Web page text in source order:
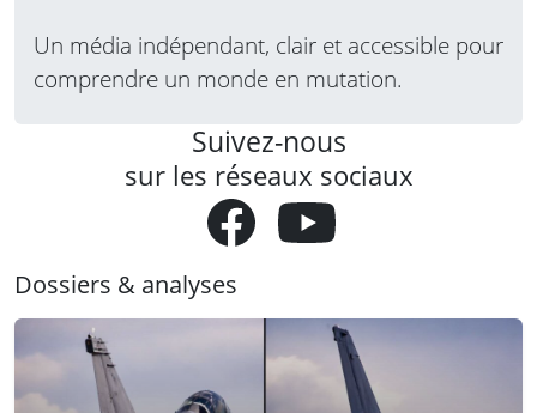
Un média indépendant, clair et accessible pour
comprendre un monde en mutation.
Suivez-nous
sur les réseaux sociaux
Dossiers & analyses